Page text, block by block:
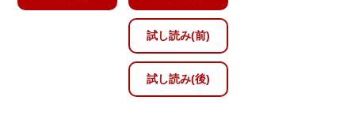
試し読み(前)
試し読み(後)